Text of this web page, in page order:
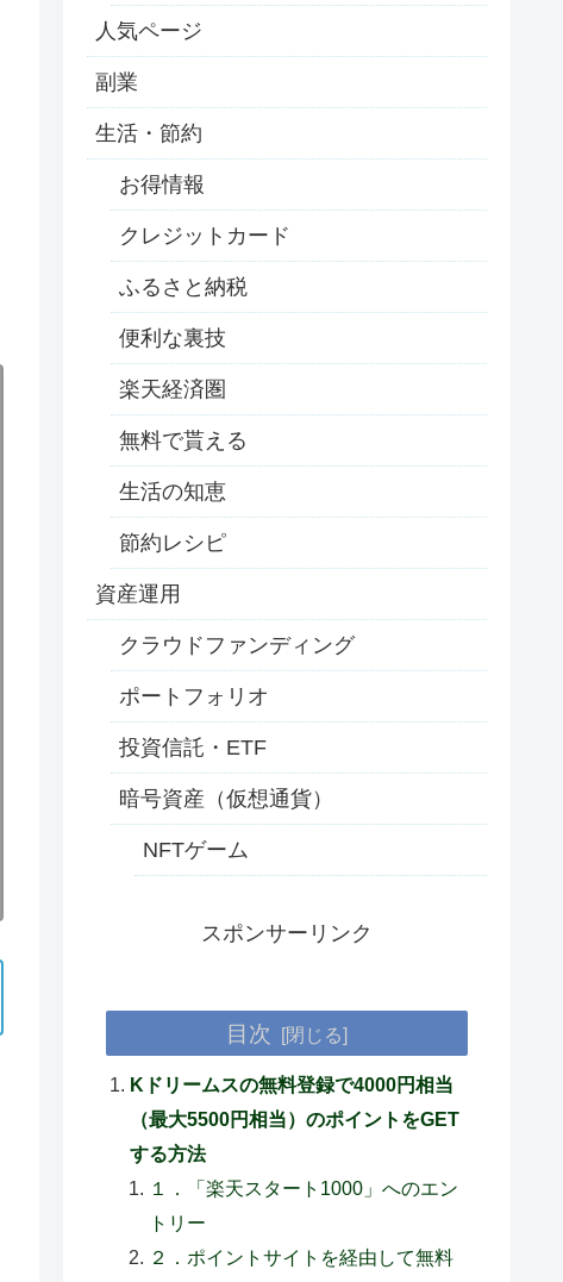
人気ページ
副業
生活・節約
お得情報
クレジットカード
ふるさと納税
便利な裏技
楽天経済圏
無料で貰える
生活の知恵
節約レシピ
資産運用
クラウドファンディング
ポートフォリオ
投資信託・ETF
暗号資産（仮想通貨）
NFTゲーム
スポンサーリンク
目次
Kドリームスの無料登録で4000円相当
（最大5500円相当）のポイントをGET
する方法
１．「楽天スタート1000」へのエン
トリー
２．ポイントサイトを経由して無料